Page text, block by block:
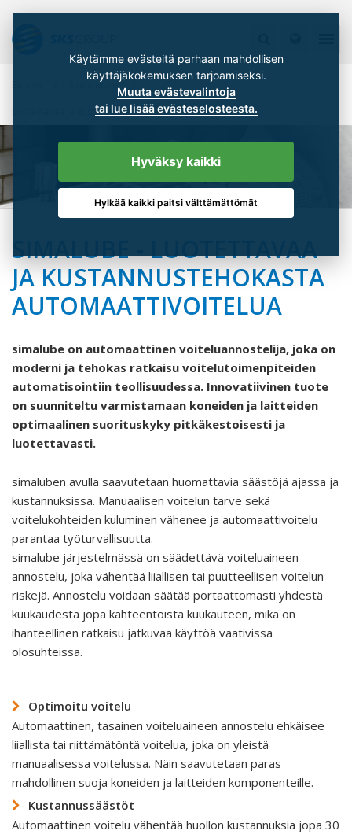
Uutishuone
Luotettavaa ja kustannustehokasta automaattivoitelua
SIMALUBE - LUOTETTAVAA
JA KUSTANNUSTEHOKASTA
AUTOMAATTIVOITELUA
simalube on automaattinen voiteluannostelija, joka on
moderni ja tehokas ratkaisu voitelutoimenpiteiden
automatisointiin teollisuudessa. Innovatiivinen tuote
on suunniteltu varmistamaan koneiden ja laitteiden
optimaalinen suorituskyky pitkäkestoisesti ja
luotettavasti.
simaluben avulla saavutetaan huomattavia säästöjä ajassa ja
kustannuksissa. Manuaalisen voitelun tarve sekä
voitelukohteiden kuluminen vähenee ja automaattivoitelu
parantaa työturvallisuutta.
simalube järjestelmässä on säädettävä voiteluaineen
annostelu, joka vähentää liiallisen tai puutteellisen voitelun
riskejä. Annostelu voidaan säätää portaattomasti yhdestä
kuukaudesta jopa kahteentoista kuukauteen, mikä on
ihanteellinen ratkaisu jatkuvaa käyttöä vaativissa
olosuhteissa.
Optimoitu voitelu
Automaattinen, tasainen voiteluaineen annostelu ehkäisee
liiallista tai riittämätöntä voitelua, joka on yleistä
manuaalisessa voitelussa. Näin saavutetaan paras
mahdollinen suoja koneiden ja laitteiden komponenteille.
Kustannussäästöt
Automaattinen voitelu vähentää huollon kustannuksia jopa 30
Käytämme evästeitä parhaan mahdollisen
Muuta evästevalintoja
tai lue lisää evästeselosteesta.
Hyväksy kaikki
Hylkää kaikki paitsi välttämättömät